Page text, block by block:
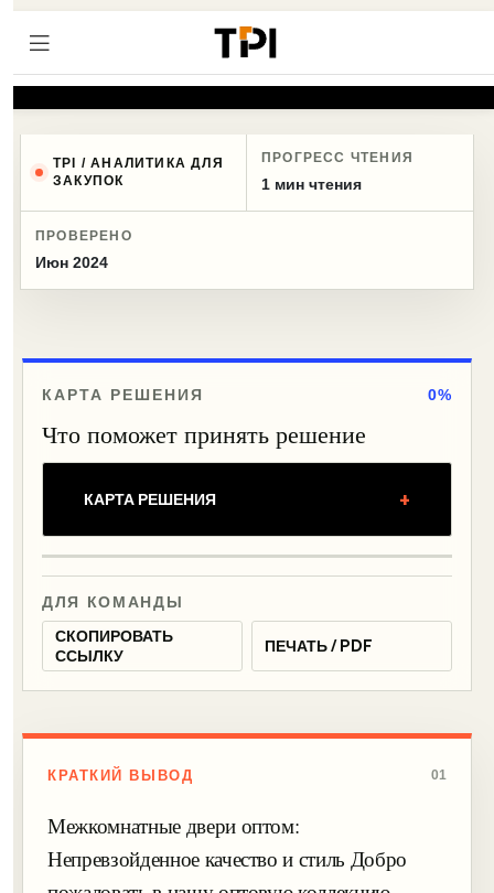
TPI / АНАЛИТИКА ДЛЯ
ЗАКУПОК
ПРОГРЕСС ЧТЕНИЯ
1 мин чтения
ПРОВЕРЕНО
Июн 2024
КАРТА РЕШЕНИЯ 0%
Что поможет принять решение
КАРТА РЕШЕНИЯ +
ДЛЯ КОМАНДЫ
СКОПИРОВАТЬ
ССЫЛКУ
ПЕЧАТЬ / PDF
КРАТКИЙ ВЫВОД 01
Межкомнатные двери оптом:
Непревзойденное качество и стиль Добро